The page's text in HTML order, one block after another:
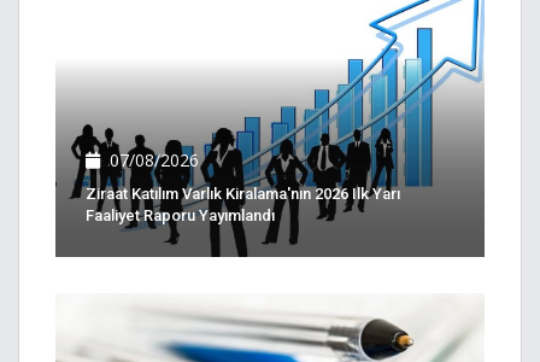
07/08/2026
Ziraat Katılım Varlık Kiralama'nın 2026 Ilk Yarı
Faaliyet Raporu Yayımlandı